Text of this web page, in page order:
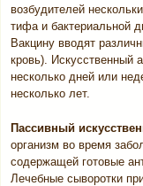
возбудителей
тифа и бактериальной
Вакцину вводят
кровь). Искусственный
несколько дней или
несколько лет.
Пассивный
организм во время
содержащей готовые
Лечебные сыворотки